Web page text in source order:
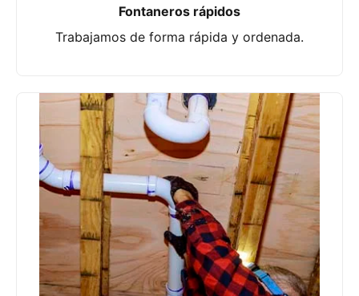
Fontaneros rápidos
Trabajamos de forma rápida y ordenada.